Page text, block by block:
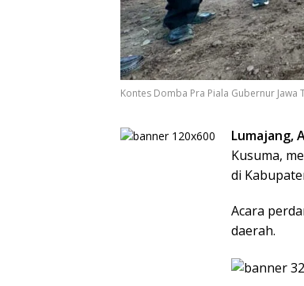
Kontes Domba Pra Piala Gubernur
Lumajang,
Kusuma,
di
Acara
daerah.